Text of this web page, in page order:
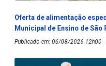
Oferta de alimentação
Municipal de Ensino de São
Publicado em: 06/08/2026 12h00 -